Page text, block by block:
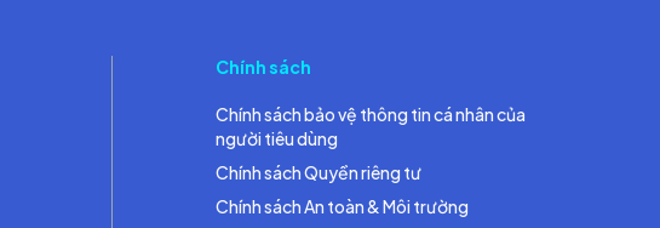
Chính sách
Chính sách bảo vệ thông tin cá nhân của
người tiêu dùng
Chính sách Quyền riêng tư
Chính sách An toàn & Môi trường